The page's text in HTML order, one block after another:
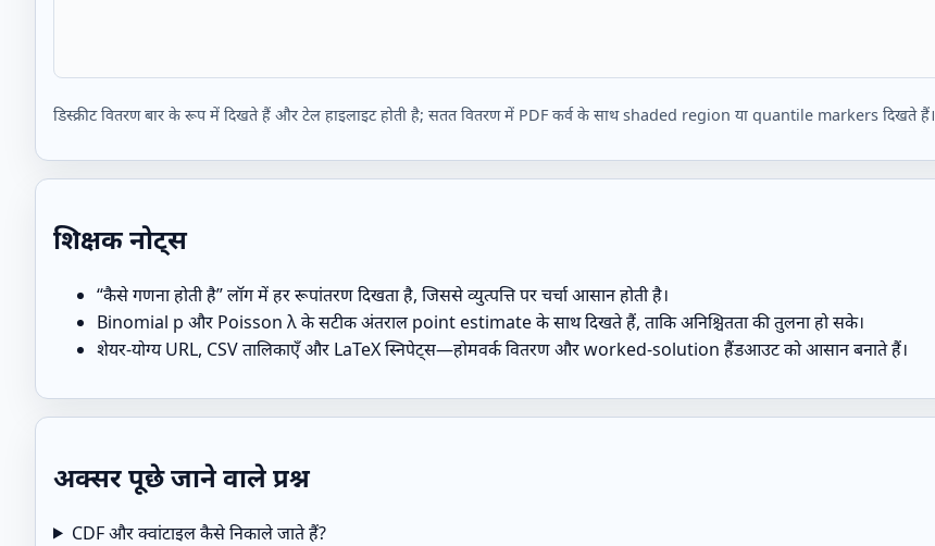
डिस्क्रीट वितरण बार के रूप में दिखते हैं और टेल हाइलाइट होती है; सतत वितरण में PDF कर्व के साथ shaded region या quantile markers दिखते हैं।
शिक्षक नोट्स
“कैसे गणना होती है” लॉग में हर रूपांतरण दिखता है, जिससे व्युत्पत्ति पर चर्चा आसान होती है।
Binomial p और Poisson λ के सटीक अंतराल point estimate के साथ दिखते हैं, ताकि अनिश्चितता की तुलना हो सके।
शेयर‑योग्य URL, CSV तालिकाएँ और LaTeX स्निपेट्स—होमवर्क वितरण और worked‑solution हैंडआउट को आसान बनाते हैं।
अक्सर पूछे जाने वाले प्रश्न
CDF और क्वांटाइल कैसे निकाले जाते हैं?